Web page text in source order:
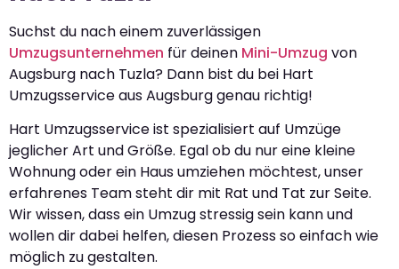
Suchst du nach einem zuverlässigen
Umzugsunternehmen für deinen Mini-Umzug von
Augsburg nach Tuzla? Dann bist du bei Hart
Umzugsservice aus Augsburg genau richtig!
Hart Umzugsservice ist spezialisiert auf Umzüge
jeglicher Art und Größe. Egal ob du nur eine kleine
Wohnung oder ein Haus umziehen möchtest, unser
erfahrenes Team steht dir mit Rat und Tat zur Seite.
Wir wissen, dass ein Umzug stressig sein kann und
wollen dir dabei helfen, diesen Prozess so einfach wie
möglich zu gestalten.